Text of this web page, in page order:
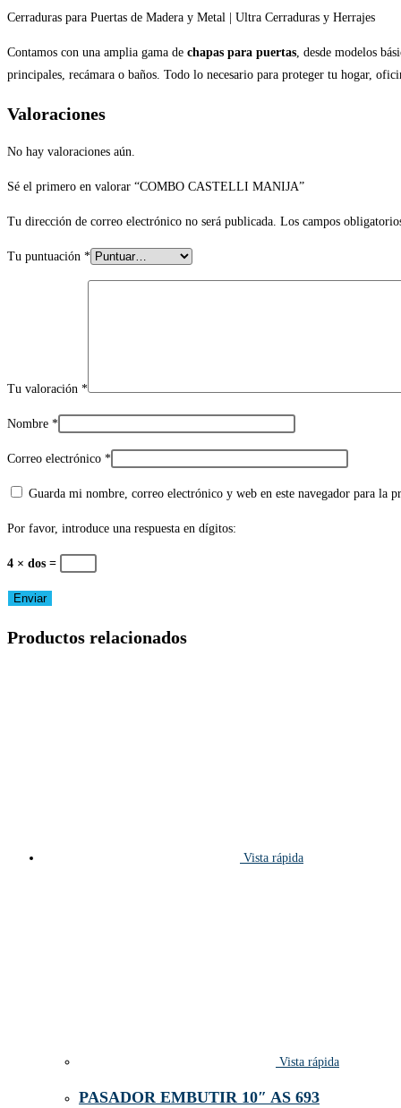
Cerraduras para Puertas de Madera y Metal | Ultra Cerraduras y Herrajes
Contamos con una amplia gama de chapas para puertas, desde modelos
principales, recámara o baños. Todo lo necesario para proteger tu hogar,
Valoraciones
No hay valoraciones aún.
Sé el primero en valorar “COMBO CASTELLI MANIJA”
Tu dirección de correo electrónico no será publicada. Los campos
Tu puntuación *
Tu valoración *
Nombre *
Correo electrónico *
Guarda mi nombre, correo electrónico y web en este navegador para la
Por favor, introduce una respuesta en dígitos:
4 × dos =
Productos relacionados
Vista rápida
Vista rápida
PASADOR EMBUTIR 10″ AS 693